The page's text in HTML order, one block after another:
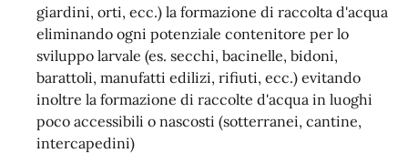
giardini, orti, ecc.) la formazione di raccolta d'acqua
eliminando ogni potenziale contenitore per lo
sviluppo larvale (es. secchi, bacinelle, bidoni,
barattoli, manufatti edilizi, rifiuti, ecc.) evitando
inoltre la formazione di raccolte d'acqua in luoghi
poco accessibili o nascosti (sotterranei, cantine,
intercapedini)